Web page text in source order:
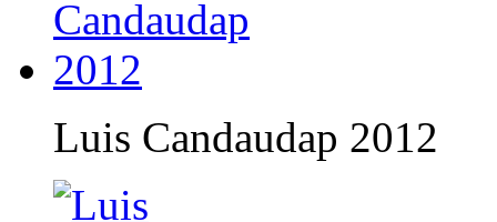
Luis Candaudap 2012